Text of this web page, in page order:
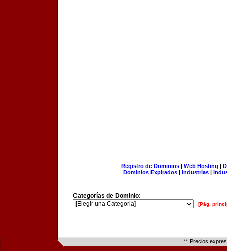
Registro de Dominios| Web Hosting |
Dominios Expirados | Industrias |
Categorías de Dominio:
[Pág.
** Precios